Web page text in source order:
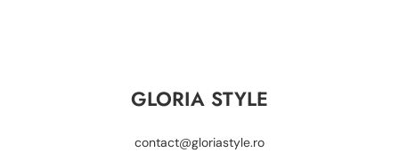
GLORIA STYLE
contact@gloriastyle.ro